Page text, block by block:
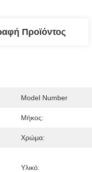
Προϊόντος
Model Number
Μήκος:
Χρώμα:
Υλικό: